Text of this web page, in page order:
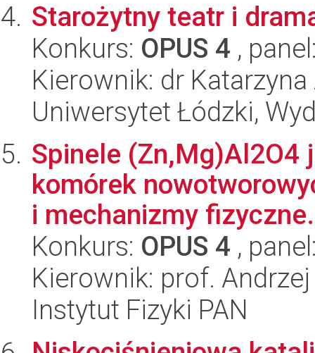
Starożytny teatr i
Konkurs: OPUS 4 ,
Kierownik: dr
Uniwersytet Łódzki,
Spinele (Zn,Mg)Al2O4
komórek
i mechanizmy
Konkurs: OPUS 4 ,
Kierownik: prof.
Instytut Fizyki PAN